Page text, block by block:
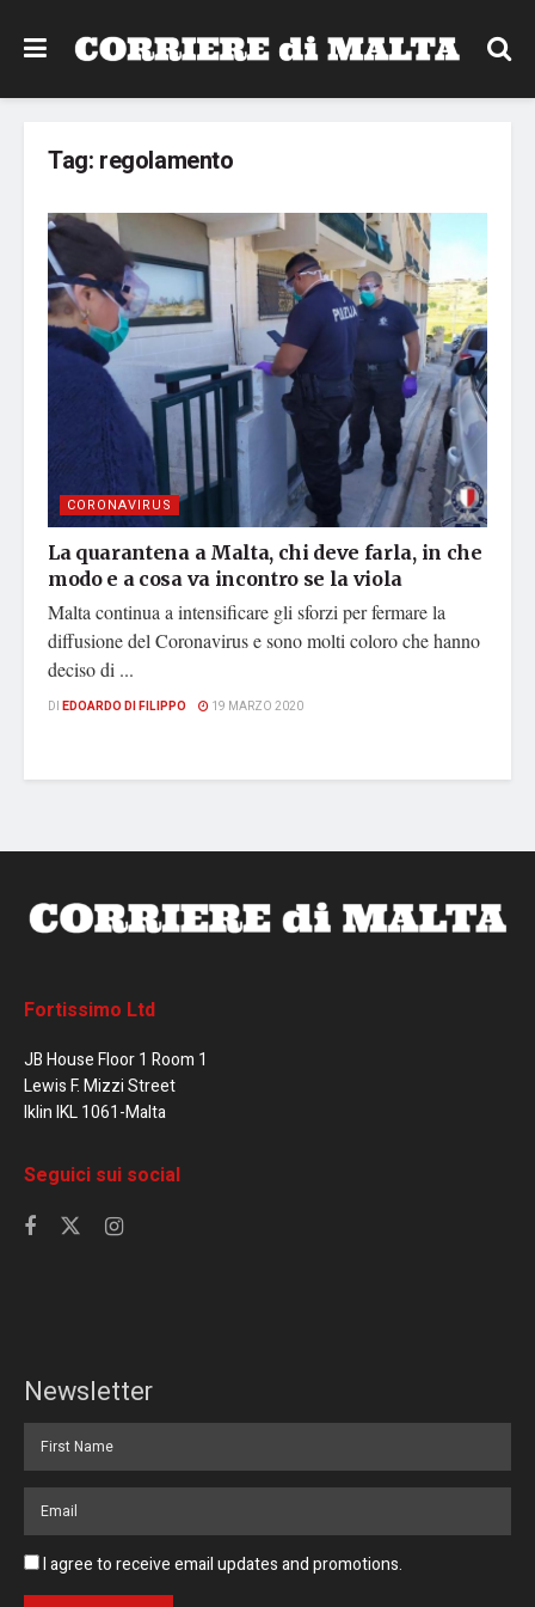
Tag: regolamento
CORONAVIRUS
La quarantena a Malta, chi deve farla, in che
modo e a cosa va incontro se la viola
Malta continua a intensificare gli sforzi per fermare la
diffusione del Coronavirus e sono molti coloro che hanno
deciso di ...
DI EDOARDO DI FILIPPO 19 MARZO 2020
Fortissimo Ltd
JB House Floor 1 Room 1
Lewis F. Mizzi Street
Iklin IKL 1061-Malta
Seguici sui social
Newsletter
I agree to receive email updates and promotions.